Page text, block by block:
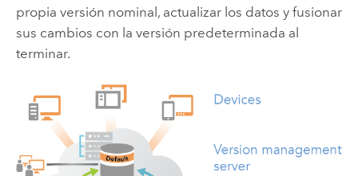
propia versión nominal, actualizar los datos y fusionar
sus cambios con la versión predeterminada al
terminar.